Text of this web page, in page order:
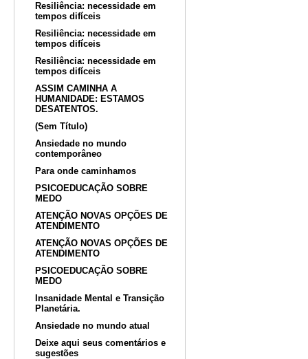
Resiliência: necessidade em
tempos difíceis
Resiliência: necessidade em
tempos difíceis
Resiliência: necessidade em
tempos difíceis
ASSIM CAMINHA A
HUMANIDADE: ESTAMOS
DESATENTOS.
(Sem Título)
Ansiedade no mundo
contemporâneo
Para onde caminhamos
PSICOEDUCAÇÃO SOBRE
MEDO
ATENÇÃO NOVAS OPÇÕES DE
ATENDIMENTO
ATENÇÃO NOVAS OPÇÕES DE
ATENDIMENTO
PSICOEDUCAÇÃO SOBRE
MEDO
Insanidade Mental e Transição
Planetária.
Ansiedade no mundo atual
Deixe aqui seus comentários e
sugestões